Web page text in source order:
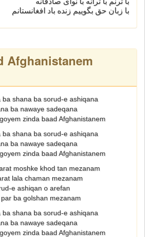
با زبان حق بگوییم زنده باد افغانستانم
Afghanistanem
ba shana ba sorud-e ashiqana
ba nawaye sadeqana
zinda baad Afghanistanem
ba shana ba sorud-e ashiqana
ba nawaye sadeqana
zinda baad Afghanistanem
moshke khod tan mezanam
lala chaman mezanam
e ashiqan o arefan
ba golshan mezanam
ba shana ba sorud-e ashiqana
ba nawaye sadeqana
zinda baad Afghanistanem